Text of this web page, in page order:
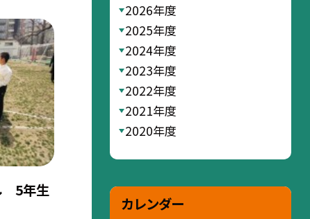
5年生
2026年度
2025年度
2024年度
2023年度
2022年度
2021年度
2020年度
カレンダー